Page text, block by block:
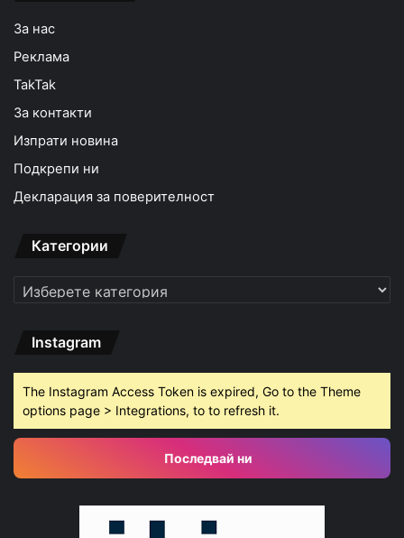
За нас
Реклама
TakTak
За контакти
Изпрати новина
Подкрепи ни
Декларация за поверителност
Категории
Категории
Instagram
The Instagram Access Token is expired, Go to the Theme
options page > Integrations, to to refresh it.
Последвай ни